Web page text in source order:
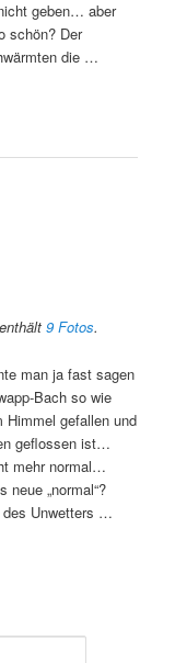
geben… aber
schön? Der
die …
9 Fotos.
man ja fast sagen
Bach so wie
Himmel gefallen und
geflossen ist…
mehr normal…
neue „normal“?
Unwetters …